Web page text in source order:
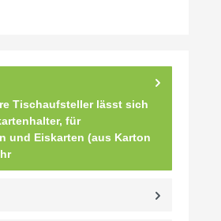
Tischaufsteller lässt sich
für
und Eiskarten (aus Karton